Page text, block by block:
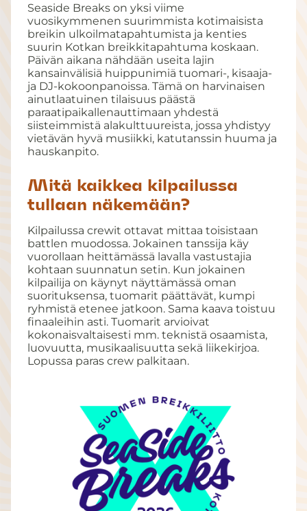
Seaside Breaks on yksi viime
vuosikymmenen suurimmista kotimaisista
breikin ulkoilmatapahtumista ja kenties
suurin Kotkan breikkitapahtuma koskaan.
Päivän aikana nähdään useita lajin
kansainvälisiä huippunimiä tuomari-, kisaaja-
ja DJ-kokoonpanoissa. Tämä on harvinaisen
ainutlaatuinen tilaisuus päästä
paraatipaikallenauttimaan yhdestä
siisteimmistä alakulttuureista, jossa yhdistyy
vietävän hyvä musiikki, katutanssin huuma ja
hauskanpito.
Mitä kaikkea kilpailussa
tullaan näkemään?
Kilpailussa crewit ottavat mittaa toisistaan
battlen muodossa. Jokainen tanssija käy
vuorollaan heittämässä lavalla vastustajia
kohtaan suunnatun setin. Kun jokainen
kilpailija on käynyt näyttämässä oman
suorituksensa, tuomarit päättävät, kumpi
ryhmistä etenee jatkoon. Sama kaava toistuu
finaaleihin asti. Tuomarit arvioivat
kokonaisvaltaisesti mm. teknistä osaamista,
luovuutta, musikaalisuutta sekä liikekirjoa.
Lopussa paras crew palkitaan.